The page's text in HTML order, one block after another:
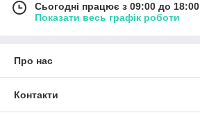
Сьогодні працює з 09:00 до 18:00
Показати весь графік роботи
Про нас
Контакти